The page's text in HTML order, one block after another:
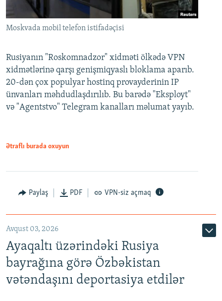
Moskvada mobil telefon istifadəçisi
Rusiyanın "Roskomnadzor" xidməti ölkədə VPN
xidmətlərinə qarşı genişmiqyaslı bloklama aparıb.
20-dən çox populyar hostinq provayderinin IP
ünvanları məhdudlaşdırılıb. Bu barədə "Eksployt"
və "Agentstvo" Telegram kanalları məlumat yayıb.
Ətraflı burada oxuyun
Paylaş PDF VPN-siz açmaq
Avqust 03, 2026
Ayaqaltı üzərindəki Rusiya
bayrağına görə Özbəkistan
vətəndaşını deportasiya etdilər